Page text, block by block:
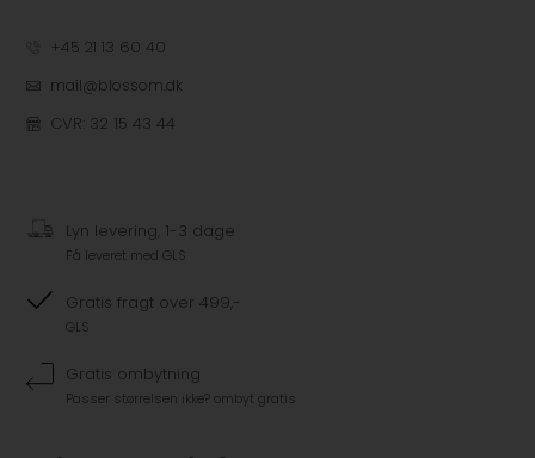
+45 21 13 60 40
mail@blossom.dk
CVR: 32 15 43 44
Lyn levering, 1-3 dage
Få leveret med GLS
Gratis fragt over 499,-
GLS
Gratis ombytning
Passer størrelsen ikke? ombyt gratis